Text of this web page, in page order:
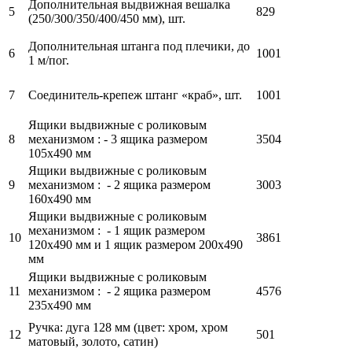
5
Дополнительная выдвижная вешалка
(250/300/350/400/450 мм), шт.
829
6
Дополнительная штанга под плечики, до
1 м/пог.
1001
7 Соединитель-крепеж штанг «краб», шт. 1001
8
Ящики выдвижные с роликовым
механизмом : - 3 ящика размером
105х490 мм
3504
9
Ящики выдвижные с роликовым
механизмом : - 2 ящика размером
160х490 мм
3003
10
Ящики выдвижные с роликовым
механизмом : - 1 ящик размером
120х490 мм и 1 ящик размером 200х490
мм
3861
11
Ящики выдвижные с роликовым
механизмом : - 2 ящика размером
235х490 мм
4576
12
Ручка: дуга 128 мм (цвет: хром, хром
матовый, золото, сатин)
501